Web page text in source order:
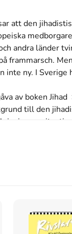
att den
andra länder
frammarsch.
inte ny. I
av boken
till den
av
begagnade
(2016)
är skriven på